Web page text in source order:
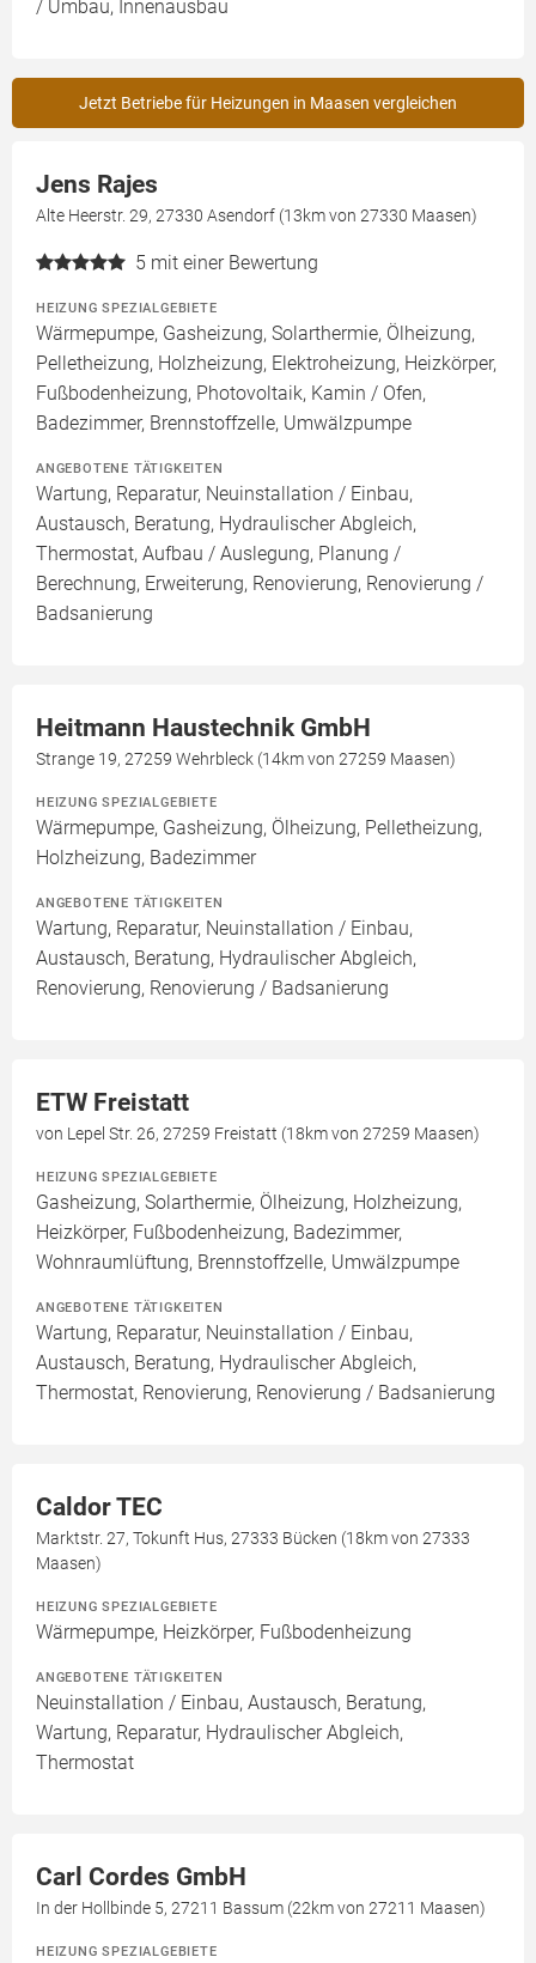
/ Umbau, Innenausbau
Jetzt Betriebe für Heizungen in Maasen vergleichen
Jens Rajes
Alte Heerstr. 29, 27330 Asendorf (13km von 27330 Maasen)
5 mit einer Bewertung
HEIZUNG SPEZIALGEBIETE
Wärmepumpe, Gasheizung, Solarthermie, Ölheizung,
Pelletheizung, Holzheizung, Elektroheizung, Heizkörper,
Fußbodenheizung, Photovoltaik, Kamin / Ofen,
Badezimmer, Brennstoffzelle, Umwälzpumpe
ANGEBOTENE TÄTIGKEITEN
Wartung, Reparatur, Neuinstallation / Einbau,
Austausch, Beratung, Hydraulischer Abgleich,
Thermostat, Aufbau / Auslegung, Planung /
Berechnung, Erweiterung, Renovierung, Renovierung /
Badsanierung
Heitmann Haustechnik GmbH
Strange 19, 27259 Wehrbleck (14km von 27259 Maasen)
HEIZUNG SPEZIALGEBIETE
Wärmepumpe, Gasheizung, Ölheizung, Pelletheizung,
Holzheizung, Badezimmer
ANGEBOTENE TÄTIGKEITEN
Wartung, Reparatur, Neuinstallation / Einbau,
Austausch, Beratung, Hydraulischer Abgleich,
Renovierung, Renovierung / Badsanierung
ETW Freistatt
von Lepel Str. 26, 27259 Freistatt (18km von 27259 Maasen)
HEIZUNG SPEZIALGEBIETE
Gasheizung, Solarthermie, Ölheizung, Holzheizung,
Heizkörper, Fußbodenheizung, Badezimmer,
Wohnraumlüftung, Brennstoffzelle, Umwälzpumpe
ANGEBOTENE TÄTIGKEITEN
Wartung, Reparatur, Neuinstallation / Einbau,
Austausch, Beratung, Hydraulischer Abgleich,
Thermostat, Renovierung, Renovierung / Badsanierung
Caldor TEC
Marktstr. 27, Tokunft Hus, 27333 Bücken (18km von 27333
Maasen)
HEIZUNG SPEZIALGEBIETE
Wärmepumpe, Heizkörper, Fußbodenheizung
ANGEBOTENE TÄTIGKEITEN
Neuinstallation / Einbau, Austausch, Beratung,
Wartung, Reparatur, Hydraulischer Abgleich,
Thermostat
Carl Cordes GmbH
In der Hollbinde 5, 27211 Bassum (22km von 27211 Maasen)
HEIZUNG SPEZIALGEBIETE